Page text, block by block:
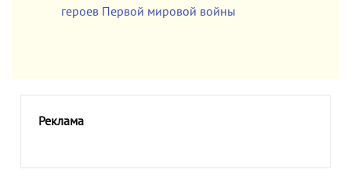
героев Первой мировой войны
Реклама